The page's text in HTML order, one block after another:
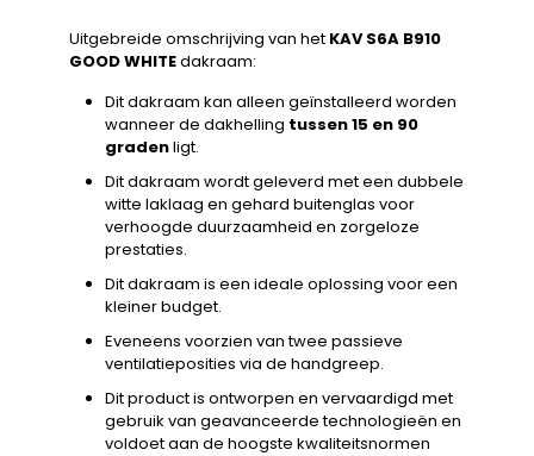
Uitgebreide omschrijving van het KAV S6A B910
GOOD WHITEdakraam:
Dit dakraam kan alleen geïnstalleerd worden
wanneer de dakhelling tussen 15 en 90
gradenligt.
Dit dakraam wordt geleverd met een dubbele
witte laklaag en gehard buitenglas voor
verhoogde duurzaamheid en zorgeloze
prestaties.
Dit dakraam is een ideale oplossing voor een
kleiner budget.
Eveneens voorzien van twee passieve
ventilatieposities via de handgreep.
Dit product is ontworpen en vervaardigd met
gebruik van geavanceerde technologieën en
voldoet aan de hoogste kwaliteitsnormen